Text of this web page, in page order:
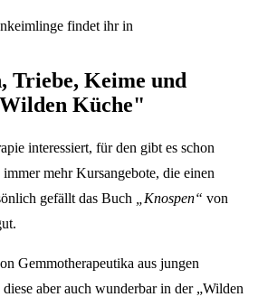
findet ihr in
Triebe, Keime und
Küche"
interessiert, für den gibt es schon
mehr Kursangebote, die einen
gefällt das Buch
„Knospen“ von
Gemmotherapeutika aus jungen
aber auch wunderbar in der „Wilden